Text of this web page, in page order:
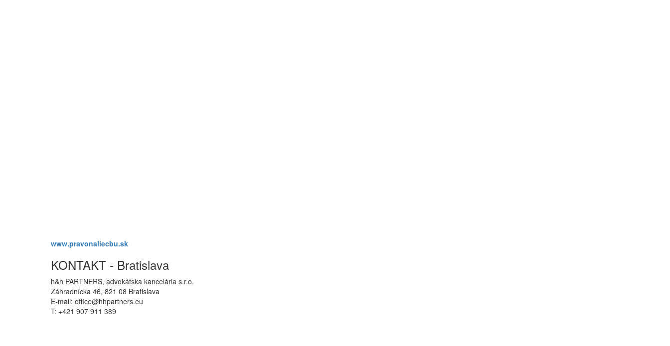
www.pravonaliecbu.sk
KONTAKT - Bratislava
h&h PARTNERS, advokátska kancelária s.r.o.
Záhradnícka 46, 821 08 Bratislava
E-mail: office@hhpartners.eu
T: +421 907 911 389